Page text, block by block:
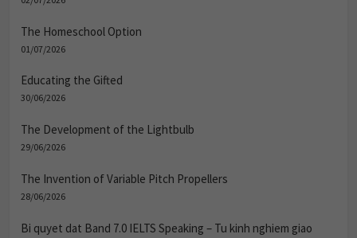
The Homeschool Option
01/07/2026
Educating the Gifted
30/06/2026
The Development of the Lightbulb
29/06/2026
The Invention of Variable Pitch Propellers
28/06/2026
Bi quyet dat Band 7.0 IELTS Speaking – Tu kinh nghiem giao